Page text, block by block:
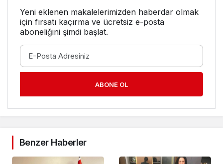
Yeni eklenen makalelerimizden haberdar olmak
için fırsatı kaçırma ve ücretsiz e-posta
aboneliğini şimdi başlat.
ABONE OL
Benzer Haberler